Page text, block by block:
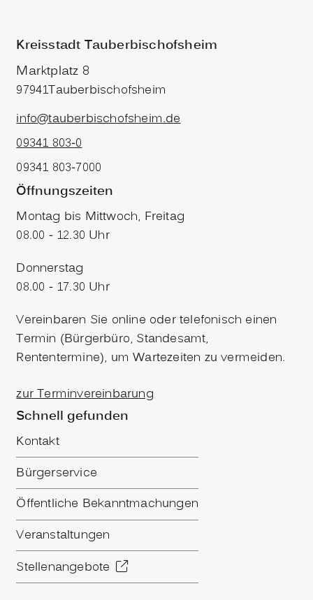
Kreisstadt Tauberbischofsheim
Marktplatz 8
97941Tauberbischofsheim
info@tauberbischofsheim.de
09341 803-0
09341 803-7000
Öffnungszeiten
Montag bis Mittwoch, Freitag
08.00 - 12.30 Uhr
Donnerstag
08.00 - 17.30 Uhr
Vereinbaren Sie online oder telefonisch einen
Termin (Bürgerbüro, Standesamt,
Rententermine), um Wartezeiten zu vermeiden.
zur Terminvereinbarung
Schnell gefunden
Kontakt
Bürgerservice
Öffentliche Bekanntmachungen
Veranstaltungen
Stellenangebote